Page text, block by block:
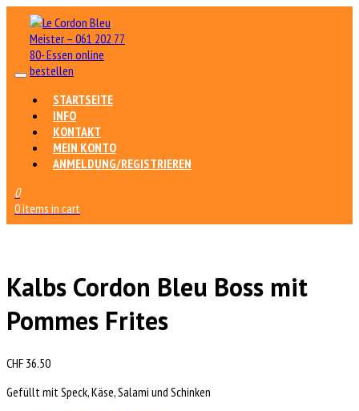
STARTSEITE
INFO
KONTAKT
MEIN KONTO
ANMELDUNG/REGISTRIEREN
0
0 items in cart
Kalbs Cordon Bleu Boss mit
Pommes Frites
CHF 36.50
Gefüllt mit Speck, Käse, Salami und Schinken